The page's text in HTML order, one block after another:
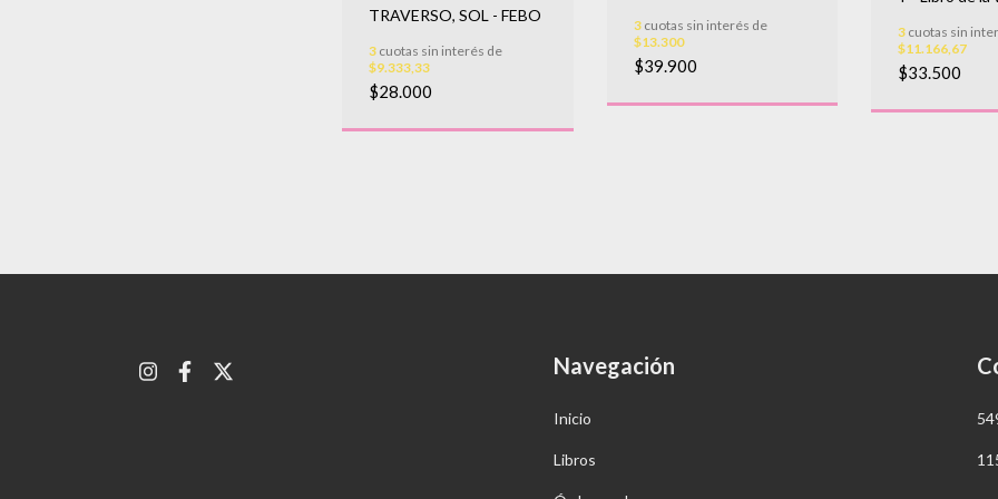
TRAVERSO, SOL - FEBO
3 cuotas sin interés de
$9.333,33
$28.000
3cuotas sin interés de
$13.300
$39.900
3 cuotas sin
$11.166,67
$33.500
Navegación
Inicio
Libros